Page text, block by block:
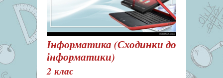
Інформатика (Сходинки до
інформатики)
2 клас